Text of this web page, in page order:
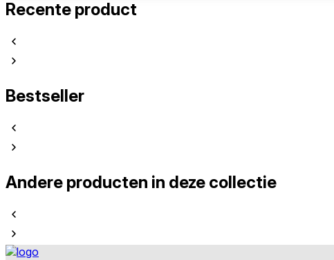
Recente product
Bestseller
Andere producten in deze collectie